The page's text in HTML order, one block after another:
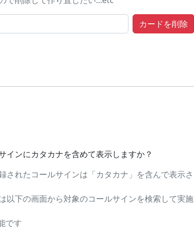
インにカタカナを含めて表示しますか？
されたコールサインは「カタカナ」を含んで表示さ
以下の画面から対象のコールサインを検索して実施
です